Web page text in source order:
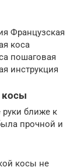
Французская
коса
пошаговая
инструкция
косы
ближе к
прочной и
косы не